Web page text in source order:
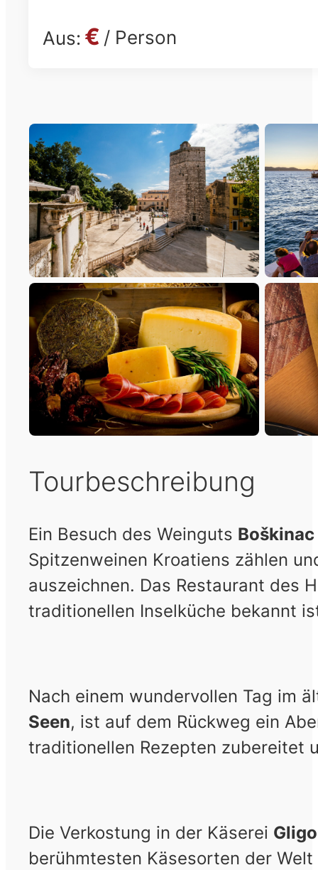
Tourbeschreibung
Ein Besuch des Weinguts Boškinac
Spitzenweinen Kroatiens zählen
auszeichnen. Das Restaurant des
traditionellen Inselküche bekannt
Nach einem wundervollen Tag im
Seen, ist auf dem Rückweg ein
traditionellen Rezepten zubereitet
Die Verkostung in der Käserei
berühmtesten Käsesorten der
Aus: € / Person